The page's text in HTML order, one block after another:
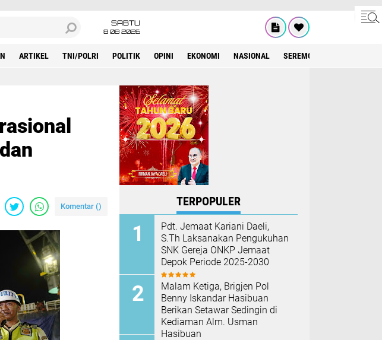
SABTU
8 08 2026
ARTIKEL TNI/POLRI POLITIK OPINI EKONOMI NASIONAL SEREMONIAL
Komentar () TERPOPULER
Pdt. Jemaat Kariani Daeli,
S.Th Laksanakan Pengukuhan
SNK Gereja ONKP Jemaat
Depok Periode 2025-2030
Malam Ketiga, Brigjen Pol
Benny Iskandar Hasibuan
Berikan Setawar Sedingin di
Kediaman Alm. Usman
Hasibuan